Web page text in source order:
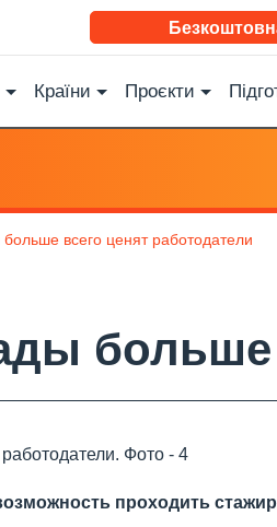
Країни Проєкти
всего ценят работодатели
больше
проходить